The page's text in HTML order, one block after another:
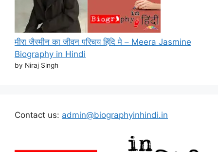
मीरा जैस्मीन का जीवन परिचय हिंदि मे – Meera Jasmine
Biography in Hindi
by Niraj Singh
Contact us: admin@biographyinhindi.in